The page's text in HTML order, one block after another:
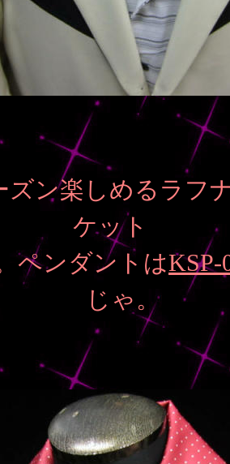
ズン楽しめるラフ
ケット
ペンダントはKSP-
じゃ。